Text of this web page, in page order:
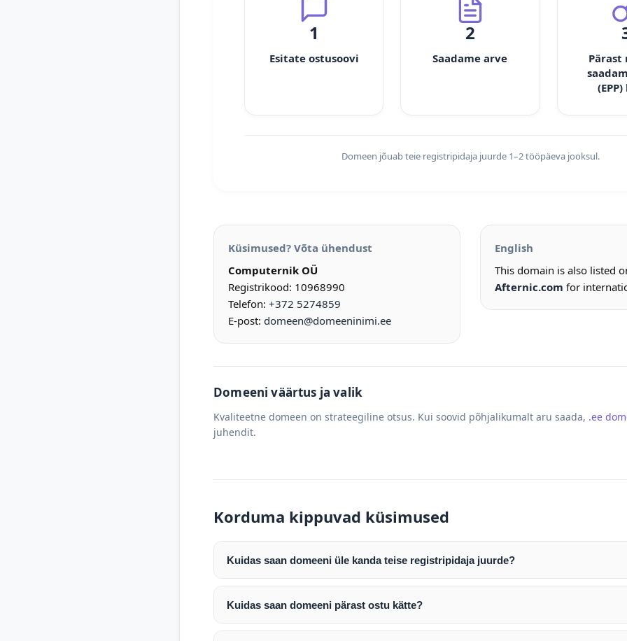
1
Esitate ostusoovi
2
Saadame arve
Pärast
Domeen jõuab teie registripidaja juurde 1–2 tööpäeva jooksul.
Küsimused? Võta ühendust
Computernik OÜ
Registrikood: 10968990
Telefon: +372 5274859
E-post: domeen@domeeninimi.ee
English
This domain is also listed
Afternic.com for
Domeeni väärtus ja valik
Kvaliteetne domeen on strateegiline otsus. Kui soovid põhjalikumalt aru saada, .ee
juhendit.
Korduma kippuvad küsimused
Kuidas saan domeeni üle kanda teise registripidaja juurde?
Pärast makse laekumist edastame teile domeeni AUTH (EPP) koodi. Selle abil saate
enda valitud registripidaja juurde.
Domeeni ülekandmine toimub registripidajate vahelise protsessina ning võib võtta
Kuidas saan domeeni pärast ostu kätte?
Pärast ostu vormistamist väljastame arve. Maksekinnituse järel edastame teile